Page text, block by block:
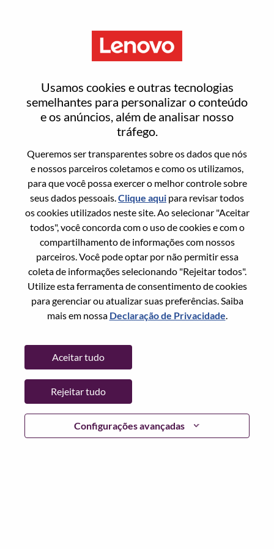
Usamos cookies e outras tecnologias
semelhantes para personalizar o conteúdo
e os anúncios, além de analisar nosso
tráfego.
Queremos ser transparentes sobre os dados que nós
e nossos parceiros coletamos e como os utilizamos,
para que você possa exercer o melhor controle sobre
seus dados pessoais.Clique aqui para revisar todos
os cookies utilizados neste site. Ao selecionar "Aceitar
todos", você concorda com o uso de cookies e com o
compartilhamento de informações com nossos
parceiros. Você pode optar por não permitir essa
coleta de informações selecionando "Rejeitar todos".
Utilize esta ferramenta de consentimento de cookies
para gerenciar ou atualizar suas preferências. Saiba
mais em nossa Declaração de Privacidade.
Configurações avançadas
Aceitar tudo
Rejeitar tudo
Redefinir senha
Tem certeza que deseja redefinir sua
Enter the email address associated with your
account, then click "Continue".
Vamos enviar por email um link para você
redefinir sua senha.
Redefinir senha com seu email
Email*
Continuar